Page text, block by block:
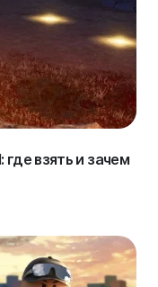
где взять и зачем